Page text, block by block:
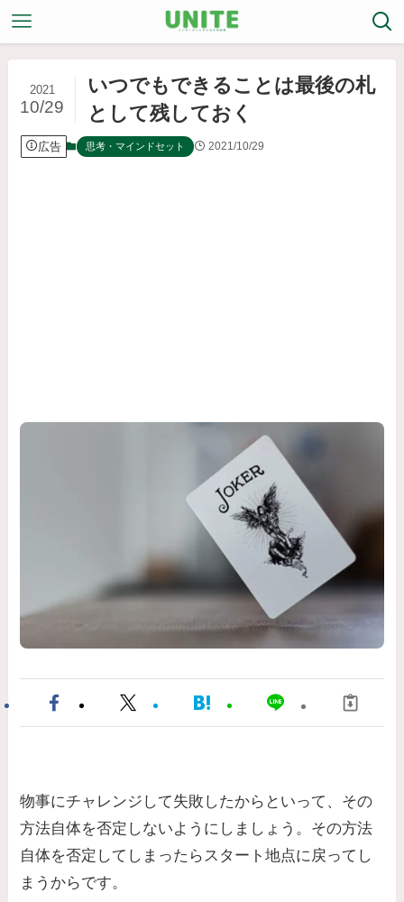
いつでもできることは最後の札
として残しておく
2021
10/29
広告 思考・マインドセット 2021/10/29
物事にチャレンジして失敗したからといって、その
方法自体を否定しないようにしましょう。その方法
自体を否定してしまったらスタート地点に戻ってし
まうからです。